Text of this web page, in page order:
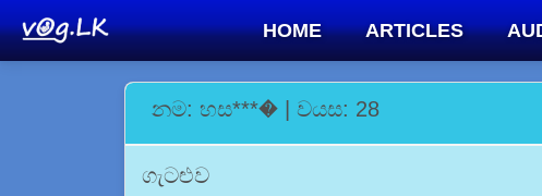
HOME ARTICLES
නම: හස***� | වයස: 28
ගැටළුව